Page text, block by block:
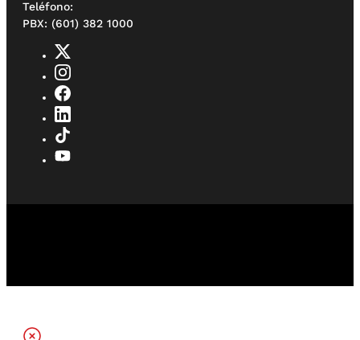
Teléfono:
PBX: (601) 382 1000